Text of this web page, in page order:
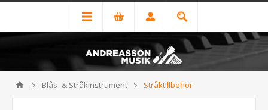
Blås- & Stråkinstrument Stråktillbehör